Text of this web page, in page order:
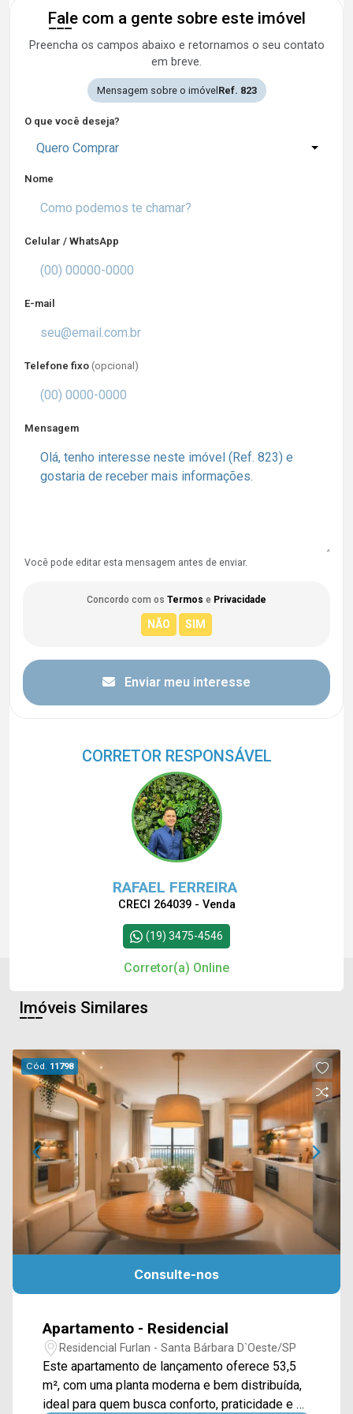
Fale com a gente sobre este imóvel
Preencha os campos abaixo e retornamos o seu contato
em breve.
Mensagem sobre o imóvel Ref. 823
O que você deseja?
Quero Comprar
Nome
Celular / WhatsApp
E-mail
Telefone fixo (opcional)
Mensagem
Você pode editar esta mensagem antes de enviar.
Concordo com os Termos e Privacidade
Enviar meu interesse
CORRETOR RESPONSÁVEL
RAFAEL FERREIRA
CRECI 264039 - Venda
(19) 3475-4546
Corretor(a) Online
Imóveis Similares
Cód. 11798
Consulte-nos
Apartamento - Residencial
Residencial Furlan - Santa Bárbara D`Oeste/SP
Este apartamento de lançamento oferece 53,5
m², com uma planta moderna e bem distribuída,
ideal para quem busca conforto, praticidade e a